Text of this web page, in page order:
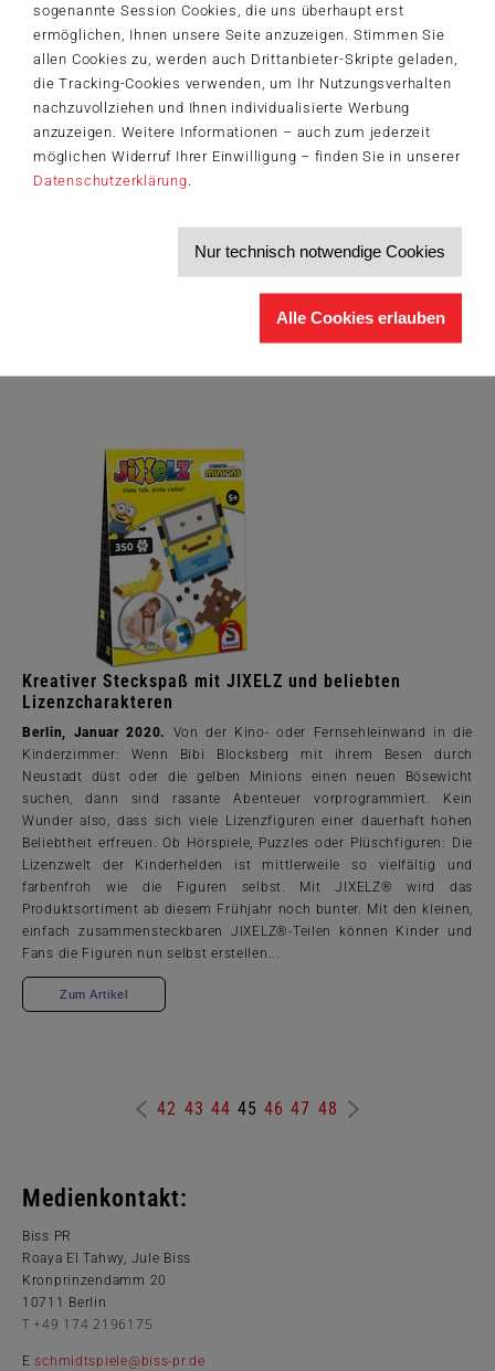
sogenannte Session Cookies, die uns überhaupt erst
ermöglichen, Ihnen unsere Seite anzuzeigen. Stimmen Sie
allen Cookies zu, werden auch Drittanbieter-Skripte geladen,
die Tracking-Cookies verwenden, um Ihr Nutzungsverhalten
nachzuvollziehen und Ihnen individualisierte Werbung
anzuzeigen. Weitere Informationen – auch zum jederzeit
möglichen Widerruf Ihrer Einwilligung – finden Sie in unserer
Datenschutzerklärung.
Nur technisch notwendige Cookies
Alle Cookies erlauben
Schmidt Spiele präsentiert Spiele und Puzzles zur
neuen Amazon Prime Serie Bibi & Tina
Berlin, April 2020. Ausgebüxte Pferde, ungebetene Gäste auf dem
Geschichten der beiden Pferdeliebhaberinnen Bibi und Tina
begeistern Klein und Groß. Neben vielen Filmen, darunter vier
produzierte Serie auf Amazon Prime. Daran angelehnt präsentiert
der Berliner Spieleverlag Schmidt Spiele nun vier neue Puzzles und
Kreativer Steckspaß mit JIXELZ und beliebten
Lizenzcharakteren
Berlin, Januar 2020.
Von der Kino- oder Fernsehleinwand in die
Kinderzimmer: Wenn Bibi Blocksberg mit ihrem Besen durch
Neustadt düst oder die gelben Minions einen neuen Bösewicht
suchen, dann sind rasante Abenteuer vorprogrammiert. Kein
Wunder also, dass sich viele Lizenzfiguren einer dauerhaft hohen
Beliebtheit erfreuen. Ob Hörspiele, Puzzles oder Plüschfiguren: Die
Lizenzwelt der Kinderhelden ist mittlerweile so vielfältig und
farbenfroh wie die Figuren selbst. Mit JIXELZ® wird das
Produktsortiment ab diesem Frühjahr noch bunter. Mit den kleinen,
einfach zusammensteckbaren JIXELZ®-Teilen können Kinder und
Fans die Figuren nun selbst erstellen...
Zum Artikel
42 43 44 45 46 47 48
Medienkontakt:
Biss PR
Roaya El Tahwy, Jule Biss
Kronprinzendamm 20
10711 Berlin
T +49 174 2196175
Eschmidtspiele@biss-pr.de